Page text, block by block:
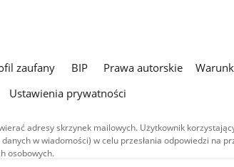
zaufany BIP Prawa autorskie
Ustawienia prywatności
adresy skrzynek mailowych. Użytkownik
w wiadomości) w celu przesłania odpowiedzi na
osobowych.